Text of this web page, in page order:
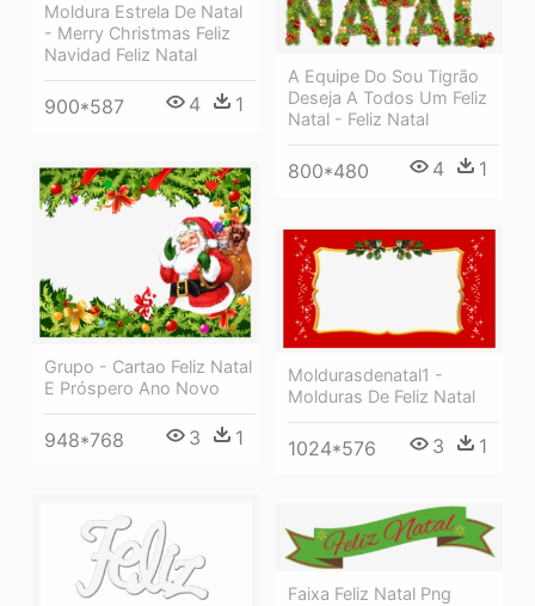
Moldura Estrela De Natal
- Merry Christmas Feliz
Navidad Feliz Natal
900*587 4 1
A Equipe Do Sou Tigrão
Deseja A Todos Um Feliz
Natal - Feliz Natal
800*480 4 1
Grupo - Cartao Feliz Natal
E Próspero Ano Novo
948*768 3 1
Moldurasdenatal1 -
Molduras De Feliz Natal
1024*576 3 1
Faixa Feliz Natal Png